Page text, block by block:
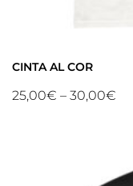
CINTA AL COR
25,00€ – 30,00€